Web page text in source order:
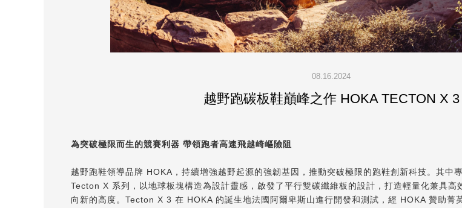
08.16.2024
越野跑碳板鞋巔峰之作 HOKA TECTON X 3
為突破極限而生的競賽利器 帶領跑者高速飛越崎嶇險阻
越野跑鞋領導品牌 HOKA，持續增強越野起源的強韌基因，推動突破極限的跑鞋創新科技。其中
Tecton X 系列，以地球板塊構造為設計靈感，啟發了平行雙碳纖維板的設計，打造輕量化兼具高
向新的高度。Tecton X 3 在 HOKA 的誕生地法國阿爾卑斯山進行開發和測試，經 HOKA 贊助